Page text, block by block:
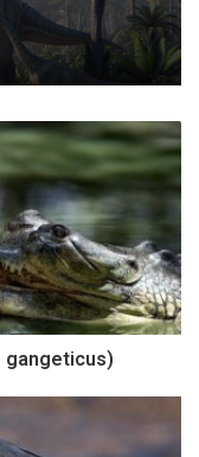
gangeticus)